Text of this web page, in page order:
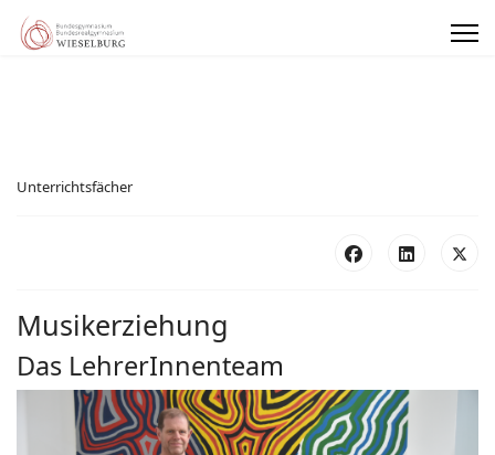
Unterrichtsfächer
Musikerziehung
Das LehrerInnenteam